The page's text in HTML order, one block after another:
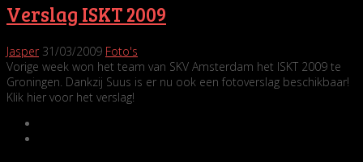
Verslag ISKT 2009
Jasper 31/03/2009 Foto's
Vorige week won het team van SKV Amsterdam het ISKT 2009 te
Groningen. Dankzij Suus is er nu ook een fotoverslag beschikbaar!
Klik hier voor het verslag!